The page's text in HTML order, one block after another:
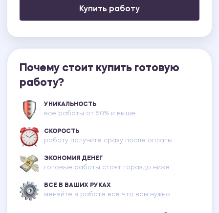
Купить работу
Почему стоит купить готовую
работу?
УНИКАЛЬНОСТЬ
все работы от 50% и выше
СКОРОСТЬ
работу получите сразу после оплаты
ЭКОНОМИЯ ДЕНЕГ
готовые работы стоят гораздо ниже
ВСЕ В ВАШИХ РУКАХ
меняйте в работе всё что вам нужно